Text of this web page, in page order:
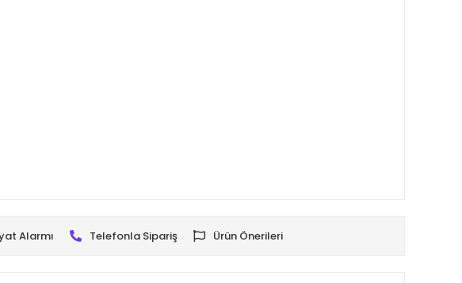
Alarmı Telefonla Sipariş Ürün Önerileri